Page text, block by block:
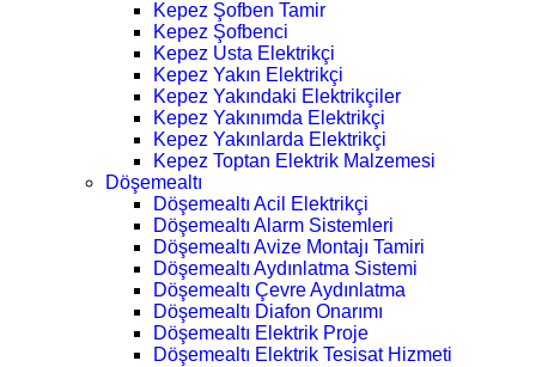
Kepez Şofben Tamir
Kepez Şofbenci
Kepez Usta Elektrikçi
Kepez Yakın Elektrikçi
Kepez Yakındaki Elektrikçiler
Kepez Yakınımda Elektrikçi
Kepez Yakınlarda Elektrikçi
Kepez Toptan Elektrik Malzemesi
Döşemealtı
Döşemealtı Acil Elektrikçi
Döşemealtı Alarm Sistemleri
Döşemealtı Avize Montajı Tamiri
Döşemealtı Aydınlatma Sistemi
Döşemealtı Çevre Aydınlatma
Döşemealtı Diafon Onarımı
Döşemealtı Elektrik Proje
Döşemealtı Elektrik Tesisat Hizmeti